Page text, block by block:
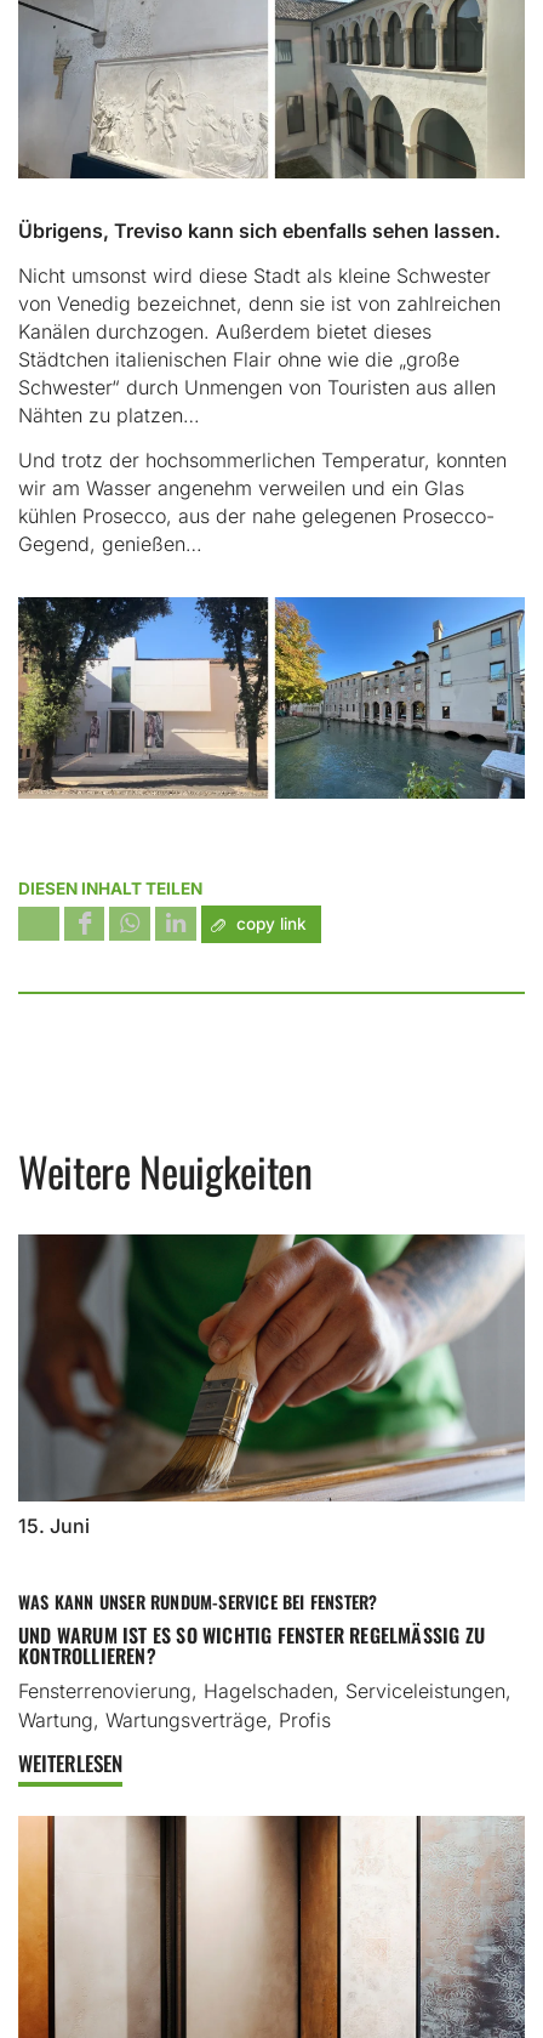
Übrigens, Treviso kann sich ebenfalls sehen lassen.
Nicht umsonst wird diese Stadt als kleine Schwester
von Venedig bezeichnet, denn sie ist von zahlreichen
Kanälen durchzogen. Außerdem bietet dieses
Städtchen italienischen Flair ohne wie die „große
Schwester“ durch Unmengen von Touristen aus allen
Nähten zu platzen…
Und trotz der hochsommerlichen Temperatur, konnten
wir am Wasser angenehm verweilen und ein Glas
kühlen Prosecco, aus der nahe gelegenen Prosecco-
Gegend, genießen…
DIESEN INHALT TEILEN
copy link
Weitere Neuigkeiten
15. Juni
WAS KANN UNSER RUNDUM-SERVICE BEI FENSTER?
UND WARUM IST ES SO WICHTIG FENSTER REGELMÄSSIG ZU K
ONTROLLIEREN?
Fensterrenovierung, Hagelschaden, Serviceleistungen,
Wartung, Wartungsverträge, Profis
WEITERLESEN